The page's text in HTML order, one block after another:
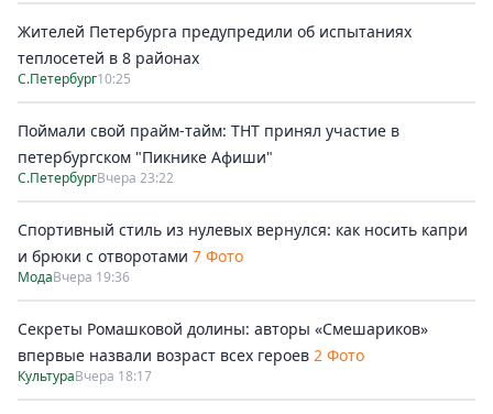
Жителей Петербурга предупредили об испытаниях
теплосетей в 8 районах
С.Петербург10:25
Поймали свой прайм-тайм: ТНТ принял участие в
петербургском "Пикнике Афиши"
С.ПетербургВчера 23:22
Спортивный стиль из нулевых вернулся: как носить капри
и брюки с отворотами 7 Фото
МодаВчера 19:36
Секреты Ромашковой долины: авторы «Смешариков»
впервые назвали возраст всех героев 2 Фото
КультураВчера 18:17